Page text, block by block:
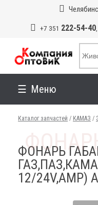
+7 351 222-54-40,
Меню
Каталог запчастей / КАМАЗ /
ФОНАРЬ
12/24V,AMP)